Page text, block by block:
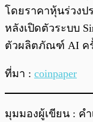
โดยราคาหุ้นร่วงป
หลังเปิดตัวระบบ
ตัวผลิตภัณฑ์ AI ค
ที่มา : coinpaper
มุมมองผู้เขียน : คำ